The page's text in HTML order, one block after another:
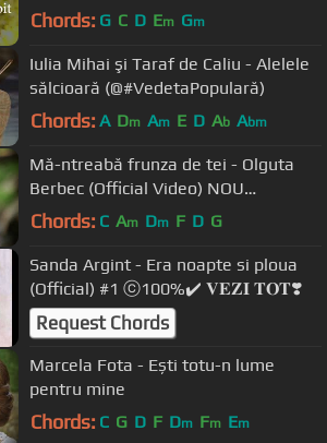
Chords: G C D Em Gm
Iulia Mihai şi Taraf de Caliu - Alelele
sălcioară (@#VedetaPopulară)
Chords: A Dm Am E D Ab Abm
Mă-ntreabă frunza de tei - Olguta
Berbec (Official Video) NOU
#OlgutaBerbec
Chords: C Am Dm F D G
Sanda Argint - Era noapte si ploua
(Official) #1 ⓒ100%✔️ 𝐕𝐄𝐙𝐈 𝐓𝐎𝐓❣️
Request Chords
Marcela Fota - Ești totu-n lume
pentru mine
Chords: C G D F Dm Fm Em